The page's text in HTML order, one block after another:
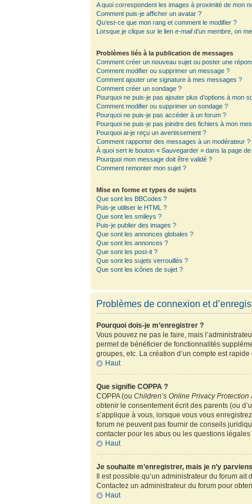
A quoi correspondent les images à proximité de mon
Comment puis-je afficher un avatar ?
Qu’est-ce que mon rang et comment le modifier ?
Lorsque je clique sur le liene-maild’un membre, on
Problèmes liés à la publication de messages
Comment créer un nouveau sujet ou poster une
Comment modifier ou supprimer un message ?
Comment ajouter une signature à mes messages ?
Comment créer un sondage ?
Pourquoi ne puis-je pas ajouter plus d’options à mon
Comment modifier ou supprimer un sondage ?
Pourquoi ne puis-je pas accéder à un forum ?
Pourquoi ne puis-je pas joindre des fichiers à mon
Pourquoi ai-je reçu un avertissement ?
Comment rapporter des messages à un modérateur ?
À quoi sert le bouton « Sauvegarder » dans la page
Pourquoi mon message doit être validé ?
Comment remonter mon sujet ?
Mise en forme et types de sujets
Que sont les BBCodes ?
Puis-je utiliser le HTML ?
Que sont les smileys ?
Puis-je publier des images ?
Que sont les annonces globales ?
Que sont les annonces ?
Que sont les post-it ?
Que sont les sujets verrouillés ?
Que sont les icônes de sujet ?
Problèmes de connexion et
Pourquoi dois-je m’enregistrer ?
Vous pouvez ne pas le faire, mais
permet de bénéficier de fonctionnalités
groupes, etc. La création d’un compte est
Haut
Que signifie COPPA ?
COPPA (ouChildren’s Online Privacy Protection
obtenir le consentement écrit des parents (ou
s’applique à vous, lorsque vous vous
forum ne peuvent pas fournir de conseils
contacter pour les abus ou les questions
Haut
Je souhaite m’enregistrer, mais je n’y
Il est possible qu’un administrateur du forum
Contactez un administrateur du forum pour
Haut